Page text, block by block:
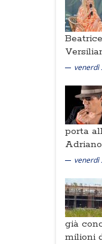
venerdì
porta
venerdì
già
milioni